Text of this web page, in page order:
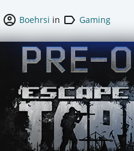
account_circle Boehrsi in label Gaming